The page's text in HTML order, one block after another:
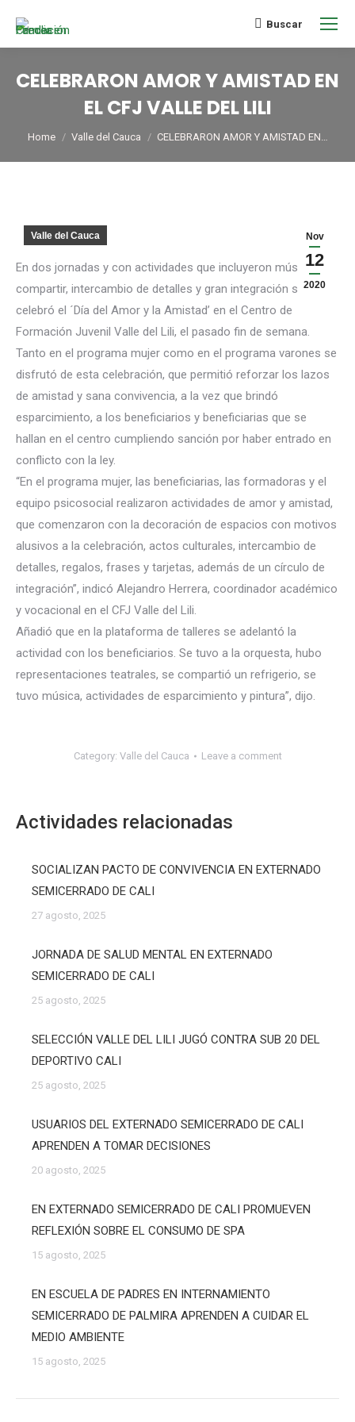
Buscar
CELEBRARON AMOR Y AMISTAD EN
EL CFJ VALLE DEL LILI
You are here:
Home Valle del Cauca CELEBRARON AMOR Y AMISTAD EN…
Nov
12
2020
Valle del Cauca
En dos jornadas y con actividades que incluyeron música,
compartir, intercambio de detalles y gran integración se
celebró el ´Día del Amor y la Amistad’ en el Centro de
Formación Juvenil Valle del Lili, el pasado fin de semana.
Tanto en el programa mujer como en el programa varones se
disfrutó de esta celebración, que permitió reforzar los lazos
de amistad y sana convivencia, a la vez que brindó
esparcimiento, a los beneficiarios y beneficiarias que se
hallan en el centro cumpliendo sanción por haber entrado en
conflicto con la ley.
“En el programa mujer, las beneficiarias, las formadoras y el
equipo psicosocial realizaron actividades de amor y amistad,
que comenzaron con la decoración de espacios con motivos
alusivos a la celebración, actos culturales, intercambio de
detalles, regalos, frases y tarjetas, además de un círculo de
integración”, indicó Alejandro Herrera, coordinador académico
y vocacional en el CFJ Valle del Lili.
Añadió que en la plataforma de talleres se adelantó la
actividad con los beneficiarios. Se tuvo a la orquesta, hubo
representaciones teatrales, se compartió un refrigerio, se
tuvo música, actividades de esparcimiento y pintura”, dijo.
Category: Valle del Cauca Leave a comment
Actividades relacionadas
SOCIALIZAN PACTO DE CONVIVENCIA EN EXTERNADO
SEMICERRADO DE CALI
27 agosto, 2025
JORNADA DE SALUD MENTAL EN EXTERNADO
SEMICERRADO DE CALI
25 agosto, 2025
SELECCIÓN VALLE DEL LILI JUGÓ CONTRA SUB 20 DEL
DEPORTIVO CALI
25 agosto, 2025
USUARIOS DEL EXTERNADO SEMICERRADO DE CALI
APRENDEN A TOMAR DECISIONES
20 agosto, 2025
EN EXTERNADO SEMICERRADO DE CALI PROMUEVEN
REFLEXIÓN SOBRE EL CONSUMO DE SPA
15 agosto, 2025
EN ESCUELA DE PADRES EN INTERNAMIENTO
SEMICERRADO DE PALMIRA APRENDEN A CUIDAR EL
MEDIO AMBIENTE
15 agosto, 2025